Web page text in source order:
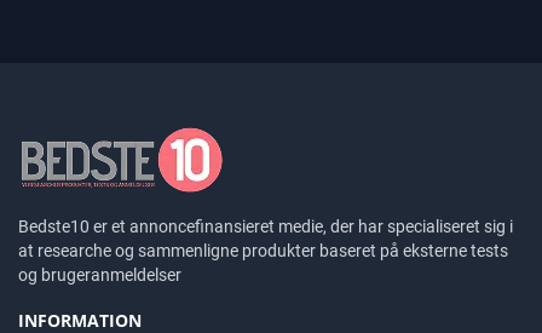
Bedste10 er et annoncefinansieret medie, der har specialiseret sig i
at researche og sammenligne produkter baseret på eksterne tests
og brugeranmeldelser
INFORMATION